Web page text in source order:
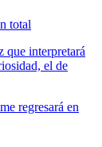
total
que interpretará
el de
regresará en